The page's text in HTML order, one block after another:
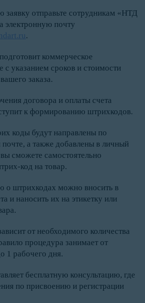
заявку отправьте сотрудникам «НТД
электронную почту
.
коммерческое
с указанием сроков и стоимости
заказа.
договора и оплаты счета
к формированию штрихкодов.
коды будут направлены по
почте, а также добавлены в личный
вы сможете самостоятельно
код на товар.
о штрихкодах можно вносить в
и наносить их на этикетку или
от необходимого количества
процедура занимает от
1 рабочего дня.
бесплатную консультацию, где
по присвоению и регистрации